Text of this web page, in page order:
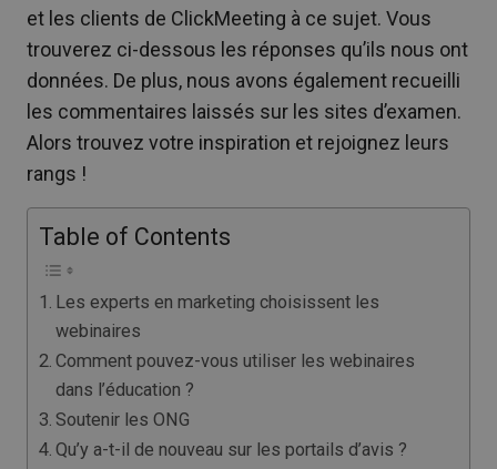
et les clients de ClickMeeting à ce sujet. Vous
trouverez ci-dessous les réponses qu’ils nous ont
données. De plus, nous avons également recueilli
les commentaires laissés sur les sites d’examen.
Alors trouvez votre inspiration et rejoignez leurs
rangs !
Table of Contents
Les experts en marketing choisissent les
webinaires
Comment pouvez-vous utiliser les webinaires
dans l’éducation ?
Soutenir les ONG
Qu’y a-t-il de nouveau sur les portails d’avis ?